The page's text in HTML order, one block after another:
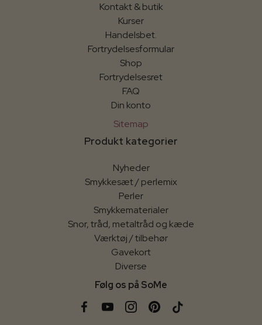
Kontakt & butik
Kurser
Handelsbet.
Fortrydelsesformular
Shop
Fortrydelsesret
FAQ
Din konto
Sitemap
Produkt kategorier
Nyheder
Smykkesæt / perlemix
Perler
Smykkematerialer
Snor, tråd, metaltråd og kæde
Værktøj / tilbehør
Gavekort
Diverse
Følg os på SoMe